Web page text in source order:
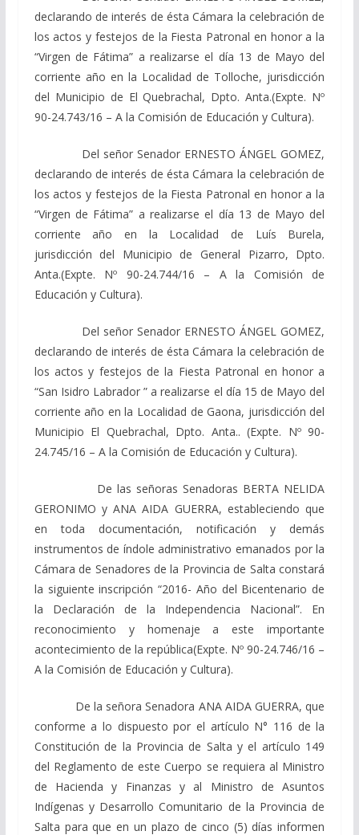
declarando de interés de ésta Cámara la celebración de
los actos y festejos de la Fiesta Patronal en honor a la
“Virgen de Fátima” a realizarse el día 13 de Mayo del
corriente año en la Localidad de Tolloche, jurisdicción
del Municipio de El Quebrachal, Dpto. Anta.(Expte. Nº
90-24.743/16 – A la Comisión de Educación y Cultura).
Del señor Senador ERNESTO ÁNGEL GOMEZ,
declarando de interés de ésta Cámara la celebración de
los actos y festejos de la Fiesta Patronal en honor a la
“Virgen de Fátima” a realizarse el día 13 de Mayo del
corriente año en la Localidad de Luís Burela,
jurisdicción del Municipio de General Pizarro, Dpto.
Anta.(Expte. Nº 90-24.744/16 – A la Comisión de
Educación y Cultura).
Del señor Senador ERNESTO ÁNGEL GOMEZ,
declarando de interés de ésta Cámara la celebración de
los actos y festejos de la Fiesta Patronal en honor a
“San Isidro Labrador ” a realizarse el día 15 de Mayo del
corriente año en la Localidad de Gaona, jurisdicción del
Municipio El Quebrachal, Dpto. Anta.. (Expte. Nº 90-
24.745/16 – A la Comisión de Educación y Cultura).
De las señoras Senadoras BERTA NELIDA
GERONIMO y ANA AIDA GUERRA, estableciendoque
en toda documentación, notificación y demás
instrumentos de índole administrativo emanados por la
Cámara de Senadores de la Provincia de Salta constará
la siguiente inscripción“2016- Año del Bicentenario de
la Declaración de la Independencia Nacional”. En
reconocimiento y homenaje a este importante
acontecimiento de la república(Expte. Nº 90-24.746/16 –
A la Comisión de Educación y Cultura).
De la señora Senadora ANA AIDA GUERRA, que
conforme a lo dispuesto por el artículo N° 116 de la
Constitución de la Provincia de Salta y el artículo 149
del Reglamento de este Cuerpo se requiera al Ministro
de Hacienda y Finanzas y al Ministro de Asuntos
Indígenas y Desarrollo Comunitario de la Provincia de
Salta para que en un plazo de cinco (5) días informen